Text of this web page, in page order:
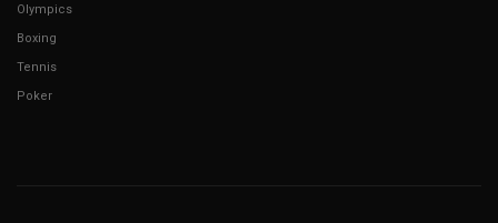
Olympics
Boxing
Tennis
Poker